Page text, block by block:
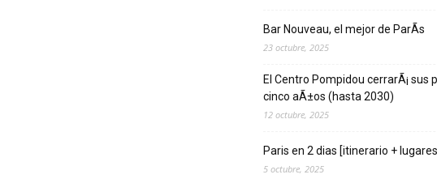
Bar Nouveau, el mejor de ParÃ­s
23 octubre, 2025
El Centro Pompidou cerrarÃ¡ sus
cinco aÃ±os (hasta 2030)
12 octubre, 2025
Paris en 2 dias [itinerario +
5 octubre, 2025